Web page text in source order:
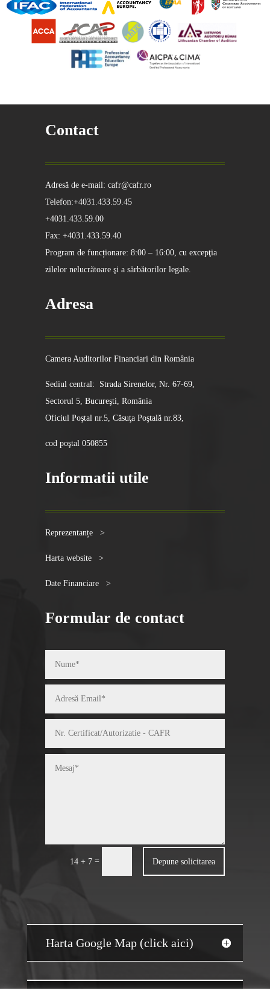
Contact
Adresă de e-mail: cafr@cafr.ro
Telefon:+4031.433.59.45
+4031.433.59.00
Fax: +4031.433.59.40
Program de funcționare: 8:00 – 16:00, cu excepţia
zilelor nelucrătoare şi a sărbătorilor legale.
Adresa
Camera Auditorilor Financiari din România
Sediul central: Strada Sirenelor, Nr. 67-69,
Sectorul 5, Bucureşti, România
Oficiul Poştal nr.5, Căsuţa Poştală nr.83,
cod poştal 050855
Informatii utile
Reprezentanțe >
Harta website >
Date Financiare >
Formular de contact
14 + 7 = Depune solicitarea
Harta Google Map (click aici)